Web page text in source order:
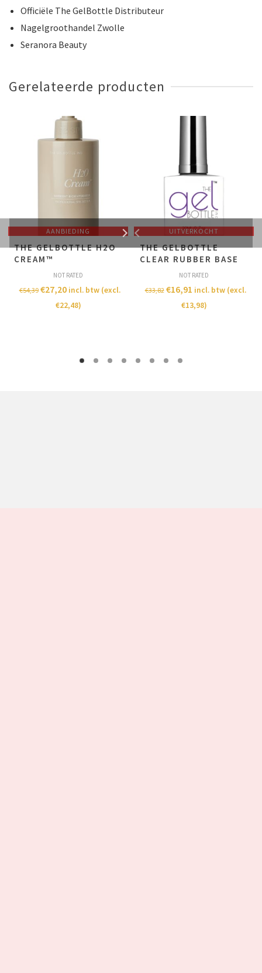
Officiële The GelBottle Distributeur
Nagelgroothandel Zwolle
Seranora Beauty
Gerelateerde producten
AANBIEDING
T​HE GELBOTTLE H2O
CREAM™
NOT RATED
€54,39 €27,20 incl. btw (excl.
€22,48)
UITVERKOCHT
THE GELBOTTLE
CLEAR RUBBER BASE
NOT RATED
€33,82 €16,91 incl. btw (excl.
€13,98)